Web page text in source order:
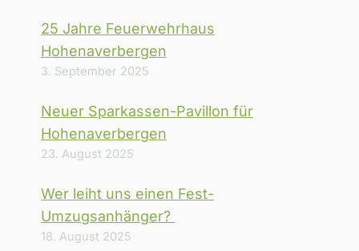
25 Jahre Feuerwehrhaus
Hohenaverbergen
3. September 2025
Neuer Sparkassen-Pavillon für
Hohenaverbergen
23. August 2025
Wer leiht uns einen Fest-
Umzugsanhänger?
18. August 2025